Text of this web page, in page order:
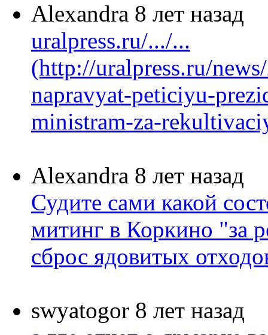
Alexandra 8 лет назад
uralpress.ru/.../...
(http://uralpress.ru/
napravyat-peticiyu-
ministram-za-
Alexandra 8 лет назад
Судите сами какой
митинг в Коркино "за
сброс ядовитых
swyatogor 8 лет назад